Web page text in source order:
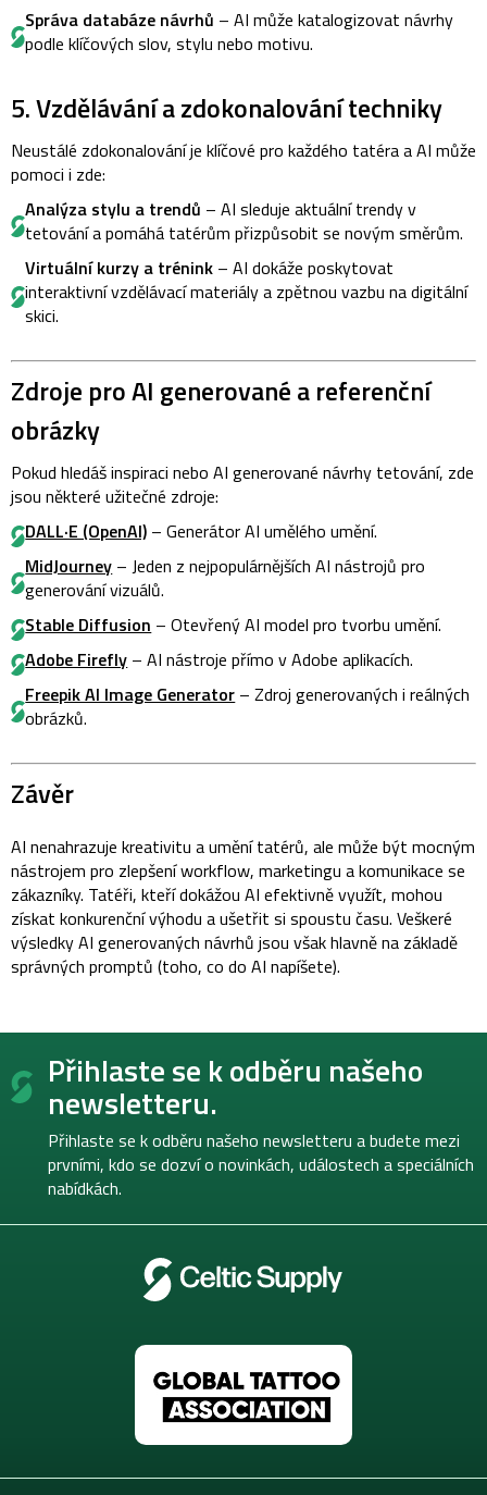
Správa databáze návrhů – AI může katalogizovat návrhy
podle klíčových slov, stylu nebo motivu.
5. Vzdělávání a zdokonalování techniky
Neustálé zdokonalování je klíčové pro každého tatéra a AI může
pomoci i zde:
Analýza stylu a trendů – AI sleduje aktuální trendy v
tetování a pomáhá tatérům přizpůsobit se novým směrům.
Virtuální kurzy a trénink – AI dokáže poskytovat
interaktivní vzdělávací materiály a zpětnou vazbu na digitální
skici.
Zdroje pro AI generované a referenční
obrázky
Pokud hledáš inspiraci nebo AI generované návrhy tetování, zde
jsou některé užitečné zdroje:
DALL·E (OpenAI) – Generátor AI umělého umění.
MidJourney – Jeden z nejpopulárnějších AI nástrojů pro
generování vizuálů.
Stable Diffusion – Otevřený AI model pro tvorbu umění.
Adobe Firefly – AI nástroje přímo v Adobe aplikacích.
Freepik AI Image Generator – Zdroj generovaných i reálných
obrázků.
Závěr
AI nenahrazuje kreativitu a umění tatérů, ale může být mocným
nástrojem pro zlepšení workflow, marketingu a komunikace se
zákazníky. Tatéři, kteří dokážou AI efektivně využít, mohou
získat konkurenční výhodu a ušetřit si spoustu času. Veškeré
výsledky AI generovaných návrhů jsou však hlavně na základě
správných promptů (toho, co do AI napíšete).
Z
Přihlaste se k odběru našeho
newsletteru.
Přihlaste se k odběru našeho newsletteru a budete mezi
prvními, kdo se dozví o novinkách, událostech a speciálních
nabídkách.